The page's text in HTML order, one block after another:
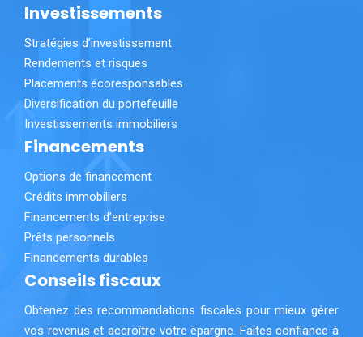
Investissements
Stratégies d’investissement
Rendements et risques
Placements écoresponsables
Diversification du portefeuille
Investissements immobiliers
Financements
Options de financement
Crédits immobiliers
Financements d’entreprise
Prêts personnels
Financements durables
Conseils fiscaux
Obtenez des recommandations fiscales pour mieux gérer
vos revenus et accroître votre épargne. Faites confiance à